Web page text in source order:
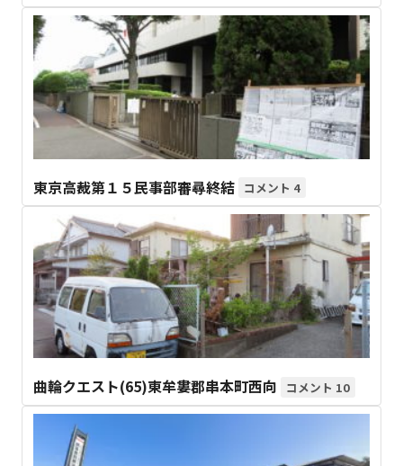
東京高裁第１５民事部審尋終結 4
曲輪クエスト(65)東牟婁郡串本町西向 10